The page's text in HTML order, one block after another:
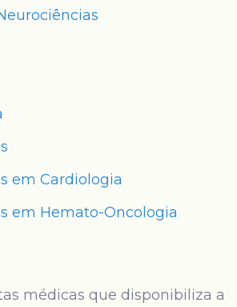
em Cardiologia
em Hemato-Oncologia
médicas que disponibiliza a